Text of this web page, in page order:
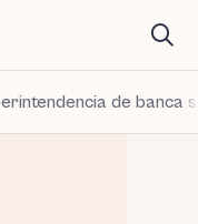
de banca